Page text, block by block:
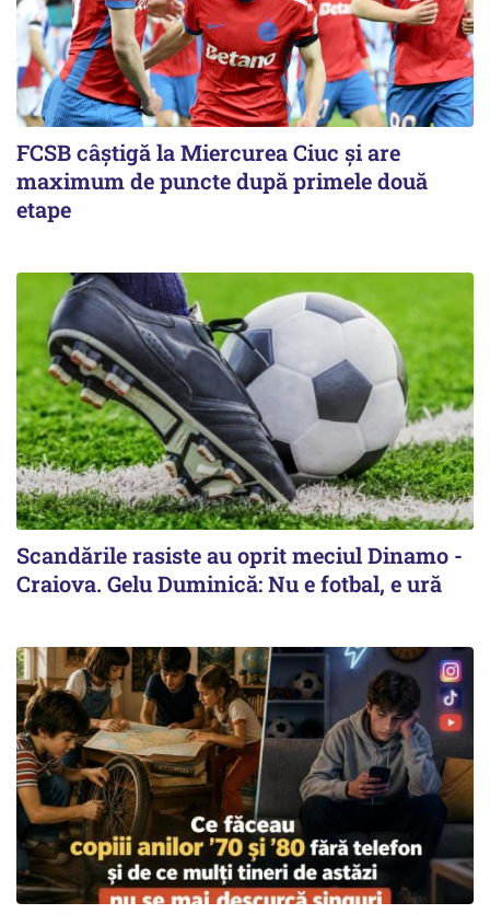
FCSB câştigă la Miercurea Ciuc şi are
maximum de puncte după primele două
etape
Scandările rasiste au oprit meciul Dinamo -
Craiova. Gelu Duminică: Nu e fotbal, e ură